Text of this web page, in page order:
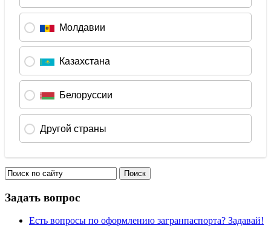
Задать вопрос
Есть вопросы по оформлению загранпаспорта? Задавай!